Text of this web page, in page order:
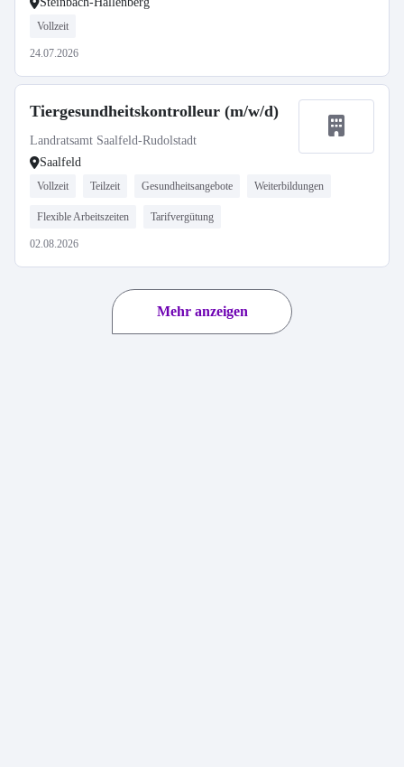
Vollzeit
24.07.2026
Tiergesundheitskontrolleur (m/w/d)
Landratsamt Saalfeld-Rudolstadt
Saalfeld
Vollzeit Teilzeit Gesundheitsangebote Weiterbildungen
Flexible Arbeitszeiten Tarifvergütung
02.08.2026
Mehr anzeigen